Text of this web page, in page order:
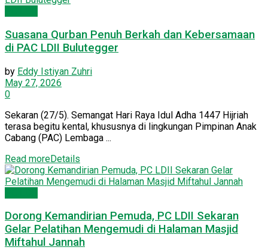
Suasana Qurban Penuh Berkah dan Kebersamaan
di PAC LDII Bulutegger
by Eddy Istiyan Zuhri
May 27, 2026
0
Sekaran (27/5). Semangat Hari Raya Idul Adha 1447 Hijriah
terasa begitu kental, khususnya di lingkungan Pimpinan Anak
Cabang (PAC) Lembaga ...
Read moreDetails
Dorong Kemandirian Pemuda, PC LDII Sekaran
Gelar Pelatihan Mengemudi di Halaman Masjid
Miftahul Jannah